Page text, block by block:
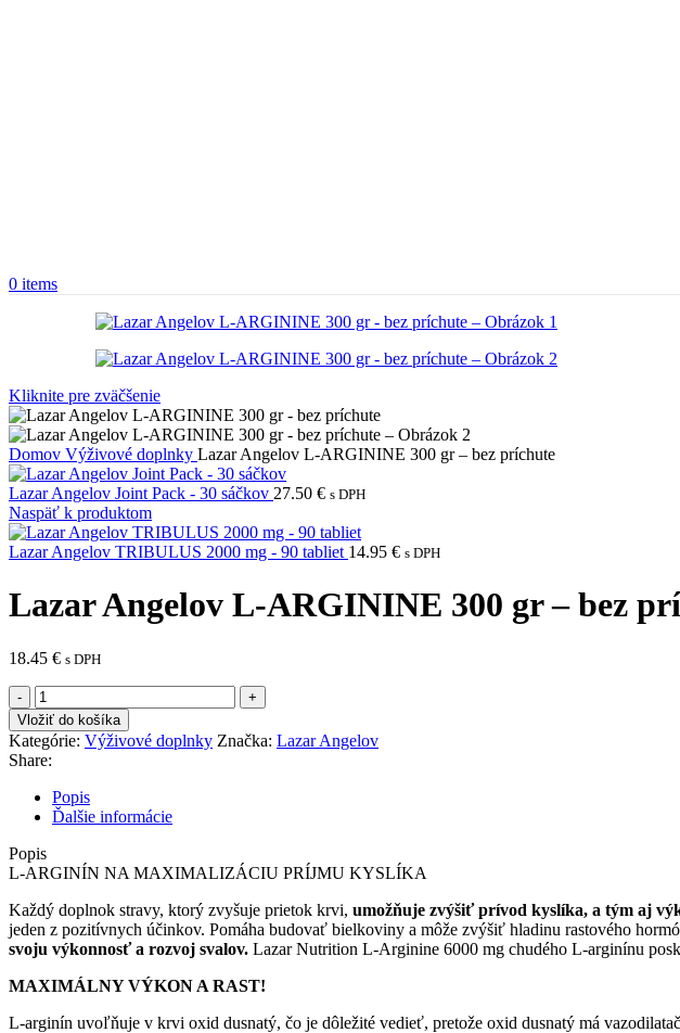
0 items
Kliknite pre zväčšenie
Domov Výživové doplnky Lazar Angelov L-ARGININE 300 gr – bez príchute
Lazar Angelov Joint Pack - 30 sáčkov 27.50 € s DPH
Naspäť k produktom
Lazar Angelov TRIBULUS 2000 mg - 90 tabliet 14.95 € s DPH
Lazar Angelov L-ARGININE 300 gr – bez
18.45 € s DPH
množstvo
Lazar
Angelov
L-
ARGININE
300
gr
bez
príchute
Vložiť do košíka
Kategórie: Výživové doplnky Značka: Lazar Angelov
Share:
Popis
Ďalšie informácie
Popis
L-ARGINÍN NA MAXIMALIZÁCIU PRÍJMU KYSLÍKA
Každý doplnok stravy, ktorý zvyšuje prietok krvi, umožňuje zvýšiť prívod kyslíka, a tým aj
jeden z pozitívnych účinkov. Pomáha budovať bielkoviny a môže zvýšiť hladinu rastového
svoju výkonnosť a rozvoj svalov. Lazar Nutrition L-Arginine 6000 mg chudého L-arginínu
MAXIMÁLNY VÝKON A RAST!
L-arginín uvoľňuje v krvi oxid dusnatý, čo je dôležité vedieť, pretože oxid dusnatý má